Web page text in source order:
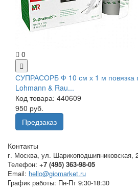
0
СУПРАСОРБ Ф 10 см х 1 м повязка
Lohmann & Rau...
Код товара: 440609
950 руб.
Предзаказ
Контакты
г. Москва, ул. Шарикоподшипниковская,
Телефон: +7 (495) 363-98-05
Email: hello@giomarket.ru
График работы: Пн-Пт 9:30-18:30